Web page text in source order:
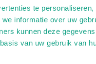
te
informatie over uw
kunnen deze
van uw gebruik van